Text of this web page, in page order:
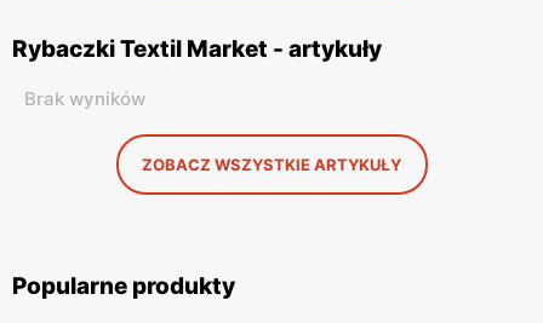
Rybaczki Textil Market - artykuły
Brak wyników
ZOBACZ WSZYSTKIE ARTYKUŁY
Popularne produkty